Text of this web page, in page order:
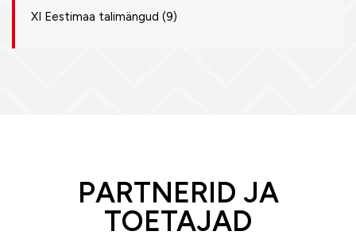
XI Eestimaa talimängud (9)
PARTNERID JA
TOETAJAD